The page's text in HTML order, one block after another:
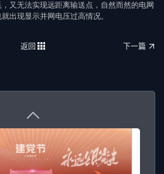
返回
下一篇
又无法实现远距离输送点，自然而然的电网
出现显示并网电压过高情况。